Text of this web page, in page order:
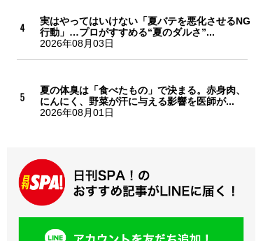
実はやってはいけない「夏バテを悪化させるNG
行動」…プロがすすめる“夏のダルさ”...
2026年08月03日
夏の体臭は「食べたもの」で決まる。赤身肉、
にんにく、野菜が汗に与える影響を医師が...
2026年08月01日